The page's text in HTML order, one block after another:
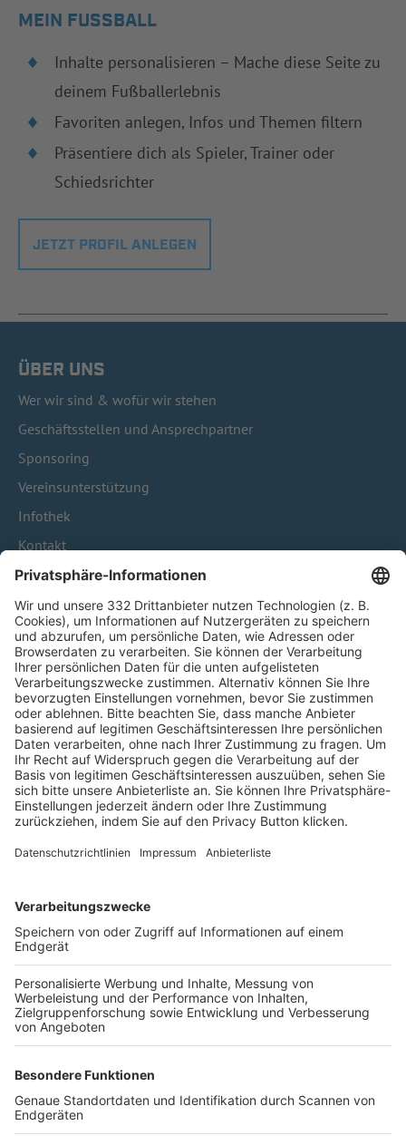
MEIN FUSSBALL
Inhalte personalisieren – Mache diese Seite zu
deinem Fußballerlebnis
Favoriten anlegen, Infos und Themen filtern
Präsentiere dich als Spieler, Trainer oder
Schiedsrichter
JETZT PROFIL ANLEGEN
ÜBER UNS
Wer wir sind & wofür wir stehen
Geschäftsstellen und Ansprechpartner
Sponsoring
Vereinsunterstützung
Infothek
Kontakt
HÄUFIG BESUCHTE SEITEN
Pässe und Vereinswechsel
Trainerausbildung
Schulungsangebot Vereinsmitarbeiter
BFV-Geschäftsstellen
Trainerbörse
Login SpielPlus
FOLGE DEM BFV
TOP-VEREINE
TOP-PARTNER